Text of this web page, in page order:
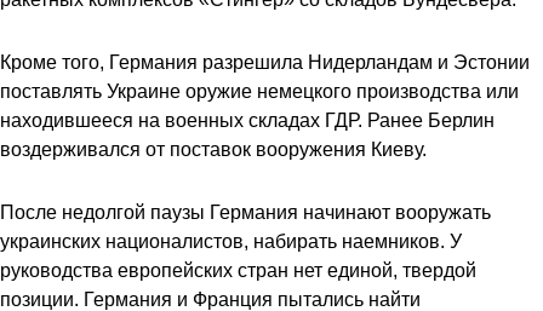
Кроме того, Германия разрешила Нидерландам и Эстонии
поставлять Украине оружие немецкого производства или
находившееся на военных складах ГДР. Ранее Берлин
воздерживался от поставок вооружения Киеву.
После недолгой паузы Германия начинают вооружать
украинских националистов, набирать наемников. У
руководства европейских стран нет единой, твердой
позиции. Германия и Франция пытались найти